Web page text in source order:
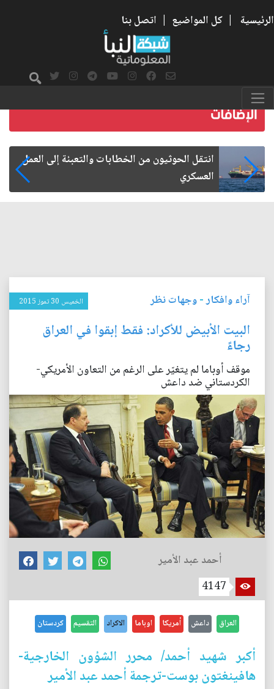
الرئيسية | كل المواضيع | اتصل بنا
مأزق الزيدي مع الميليشيات
آراء وافكار-وجهات نظر الخميس 30 تموز 2015
البيت الأبيض للأكراد: فقط إبقوا في العراق
رجاءً
موقف أوباما لم يتغيّر على الرغم من التعاون الأمريكي-
الكردستاني ضد داعش
أحمد عبد الأمير
4147
العراق داعش أمريكا اوباما الاكراد التقسيم كردستان
أكبر شهيد أحمد/ محرر الشؤون الخارجية-
هافينغتون بوست-ترجمة أحمد عبد الأمير